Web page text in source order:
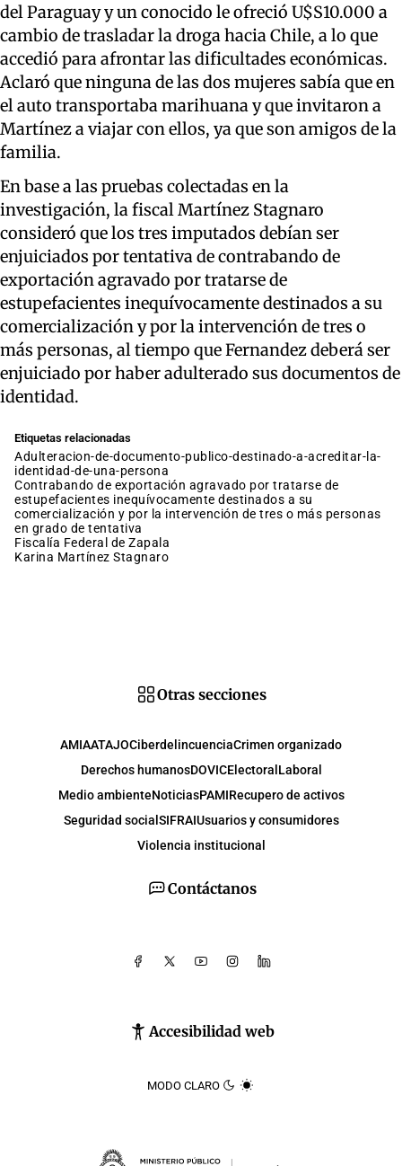
del Paraguay y un conocido le ofreció U$S10.000 a
cambio de trasladar la droga hacia Chile, a lo que
accedió para afrontar las dificultades económicas.
Aclaró que ninguna de las dos mujeres sabía que en
el auto transportaba marihuana y que invitaron a
Martínez a viajar con ellos, ya que son amigos de la
familia.
En base a las pruebas colectadas en la
investigación, la fiscal Martínez Stagnaro
consideró que los tres imputados debían ser
enjuiciados por tentativa de contrabando de
exportación agravado por tratarse de
estupefacientes inequívocamente destinados a su
comercialización y por la intervención de tres o
más personas, al tiempo que Fernandez deberá ser
enjuiciado por haber adulterado sus documentos de
identidad.
Etiquetas relacionadas
adulteracion-de-documento-publico-destinado-a-acreditar-la-
identidad-de-una-persona
contrabando de exportación agravado por tratarse de
estupefacientes inequívocamente destinados a su
comercialización y por la intervención de tres o más personas
en grado de tentativa
Fiscalía Federal de Zapala
Karina Martínez Stagnaro
Contáctanos
Accesibilidad web
MODO CLARO
Otras secciones
AMIAATAJOCiberdelincuenciaCrimen organizado
Derechos humanosDOVICElectoral Laboral
Medio ambienteNoticiasPAMIRecupero de activos
Seguridad social SIFRAIUsuarios y consumidores
Violencia institucional